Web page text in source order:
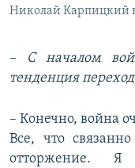
Николай Карпицкий
–
С началом
тенденция
– Конечно, война
Все, что
отторжение. Я